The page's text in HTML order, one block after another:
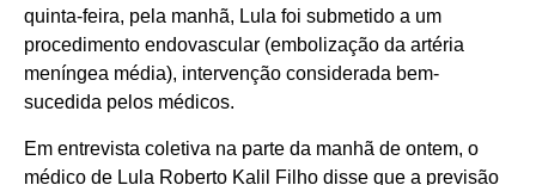
quinta-feira, pela manhã, Lula foi submetido a um
procedimento endovascular (embolização da artéria
meníngea média), intervenção considerada bem-
sucedida pelos médicos.
Em entrevista coletiva na parte da manhã de ontem, o
médico de Lula Roberto Kalil Filho disse que a previsão